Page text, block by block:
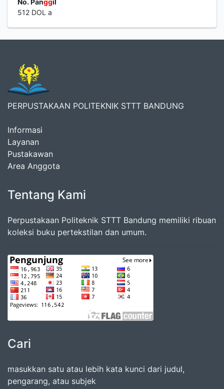
No. Panggil
512 DOL a
PERPUSTAKAAN POLITEKNIK STTT BANDUNG
Informasi
Layanan
Pustakawan
Area Anggota
Tentang Kami
Perpustakaan Politeknik STTT Bandung memiliki ribuan
koleksi buku pertekstilan dan umum.
Cari
masukkan satu atau lebih kata kunci dari judul,
pengarang, atau subjek